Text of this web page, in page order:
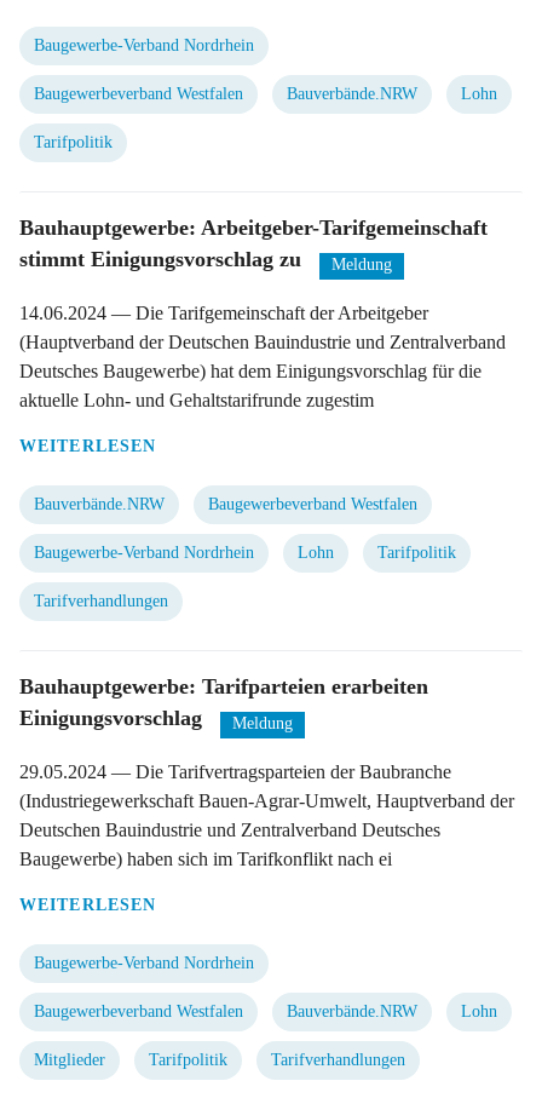
Baugewerbe-Verband Nordrhein
Baugewerbeverband Westfalen Bauverbände.NRW Lohn
Tarifpolitik
Bauhauptgewerbe: Arbeitgeber-Tarifgemeinschaft
stimmt Einigungsvorschlag zu
Meldung
14.06.2024 — Die Tarifgemeinschaft der Arbeitgeber
(Hauptverband der Deutschen Bauindustrie und Zentralverband
Deutsches Baugewerbe) hat dem Einigungsvorschlag für die
aktuelle Lohn- und Gehaltstarifrunde zugestim
WEITERLESEN
Bauverbände.NRW Baugewerbeverband Westfalen
Baugewerbe-Verband Nordrhein Lohn Tarifpolitik
Tarifverhandlungen
Bauhauptgewerbe: Tarifparteien erarbeiten
Einigungsvorschlag
Meldung
29.05.2024 — Die Tarifvertragsparteien der Baubranche
(Industriegewerkschaft Bauen-Agrar-Umwelt, Hauptverband der
Deutschen Bauindustrie und Zentralverband Deutsches
Baugewerbe) haben sich im Tarifkonflikt nach ei
WEITERLESEN
Baugewerbe-Verband Nordrhein
Baugewerbeverband Westfalen Bauverbände.NRW Lohn
Mitglieder Tarifpolitik Tarifverhandlungen